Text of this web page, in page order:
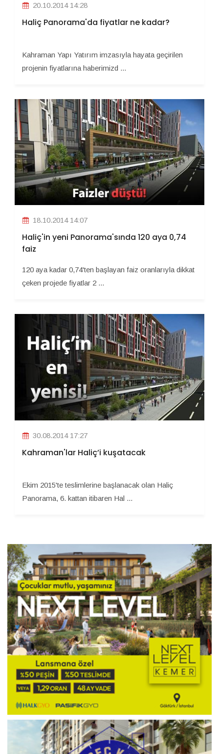
20.10.2014 14:28
Haliç Panorama'da fiyatlar ne kadar?
Kahraman Yapı Yatırım imzasıyla hayata geçirilen
projenin fiyatlarına haberimizd ...
18.10.2014 14:07
Haliç'in yeni Panorama'sında 120 aya 0,74
faiz
120 aya kadar 0,74'ten başlayan faiz oranlarıyla dikkat
çeken projede fiyatlar 2 ...
30.08.2014 17:27
Kahraman'lar Haliç’i kuşatacak
Ekim 2015'te teslimlerine başlanacak olan Haliç
Panorama, 6. kattan itibaren Hal ...